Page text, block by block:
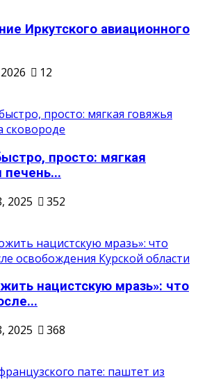
Иркутского авиационного
12
просто: мягкая
печень...
2025
352
нацистскую мразь»: что
2025
368